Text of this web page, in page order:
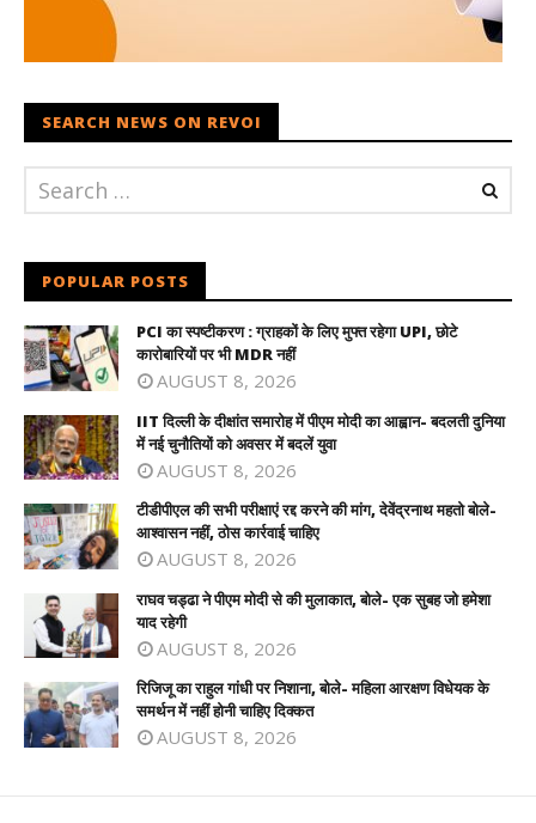
SEARCH NEWS ON REVOI
POPULAR POSTS
PCI का स्पष्टीकरण : ग्राहकों के लिए मुफ्त रहेगा UPI, छोटे
कारोबारियों पर भी MDR नहीं
AUGUST 8, 2026
IIT दिल्ली के दीक्षांत समारोह में पीएम मोदी का आह्वान- बदलती दुनिया
में नई चुनौतियों को अवसर में बदलें युवा
AUGUST 8, 2026
टीडीपीएल की सभी परीक्षाएं रद्द करने की मांग, देवेंद्रनाथ महतो बोले-
आश्वासन नहीं, ठोस कार्रवाई चाहिए
AUGUST 8, 2026
राघव चड्ढा ने पीएम मोदी से की मुलाकात, बोले- एक सुबह जो हमेशा
याद रहेगी
AUGUST 8, 2026
रिजिजू का राहुल गांधी पर निशाना, बोले- महिला आरक्षण विधेयक के
समर्थन में नहीं होनी चाहिए दिक्कत
AUGUST 8, 2026